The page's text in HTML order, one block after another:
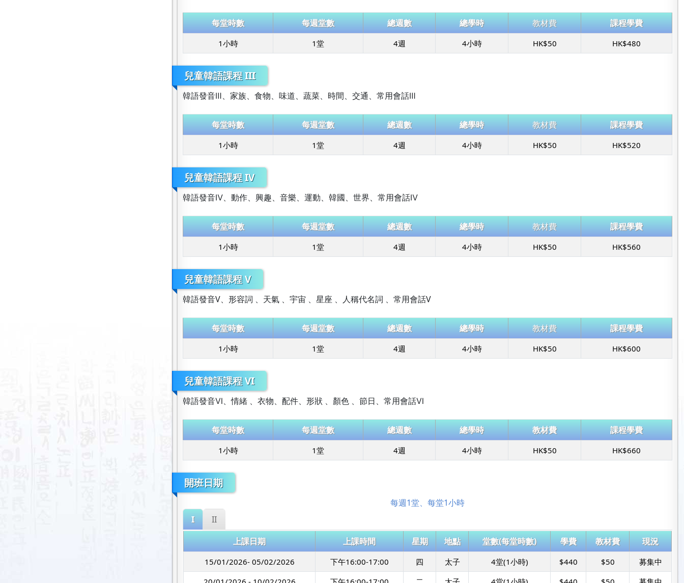
每堂時數 每週堂數 總週數 總學時 教材費 課程學費
1小時 1堂 4週 4小時 HK$50 HK$480
兒童韓語課程 III
韓語發音Ⅲ、家族、食物、味道、蔬菜、時間、交通、常用會話Ⅲ
每堂時數 每週堂數 總週數 總學時 教材費 課程學費
1小時 1堂 4週 4小時 HK$50 HK$520
兒童韓語課程 IV
韓語發音Ⅳ、動作、興趣、音樂、運動、韓國、世界、常用會話Ⅳ
每堂時數 每週堂數 總週數 總學時 教材費 課程學費
1小時 1堂 4週 4小時 HK$50 HK$560
兒童韓語課程 V
韓語發音V、形容詞 、天氣 、宇宙 、星座 、人稱代名詞 、常用會話V
每堂時數 每週堂數 總週數 總學時 教材費 課程學費
1小時 1堂 4週 4小時 HK$50 HK$600
兒童韓語課程 VI
韓語發音Ⅵ、情緒 、衣物、配件、形狀 、顏色 、節日、常用會話Ⅵ
每堂時數 每週堂數 總週數 總學時 教材費 課程學費
1小時 1堂 4週 4小時 HK$50 HK$660
開班日期
每週1堂、每堂1小時
I
II
上課日期
上課時間 星期 地點 堂數(每堂時數) 學費 教材費 現況
15/01/2026- 05/02/2026 下午16:00-17:00 四 太子 4堂(1小時) $440 $50
募集中